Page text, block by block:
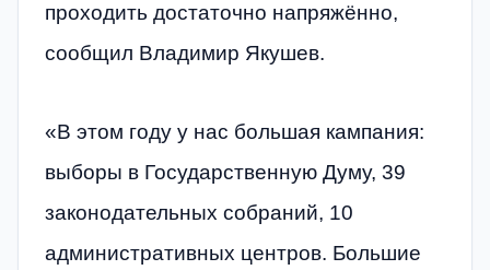
проходить достаточно напряжённо,
сообщил Владимир Якушев.
«В этом году у нас большая кампания:
выборы в Государственную Думу, 39
законодательных собраний, 10
административных центров. Большие